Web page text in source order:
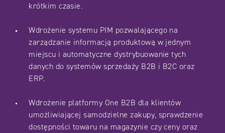
krótkim czasie.
Wdrożenie systemu PIM pozwalającego na
zarządzanie informacją produktową w jednym
miejscu i automatyczne dystrybuowanie tych
danych do systemów sprzedaży B2B i B2C oraz
ERP.
Wdrożenie platformy One B2B dla klientów
umożliwiającej samodzielne zakupy, sprawdzenie
dostępności towaru na magazynie czy ceny oraz